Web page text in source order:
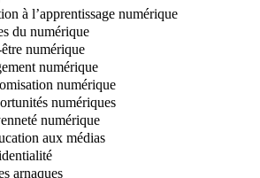
à l’apprentissage numérique
du numérique
numérique
numérique
numérique
numériques
numérique
aux médias
arnaques